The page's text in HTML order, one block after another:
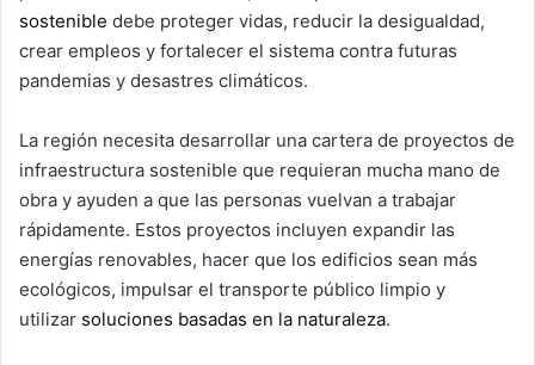
sostenible debe proteger vidas, reducir la desigualdad,
crear empleos y fortalecer el sistema contra futuras
pandemias y desastres climáticos.
La región necesita desarrollar una cartera de proyectos de
infraestructura sostenible que requieran mucha mano de
obra y ayuden a que las personas vuelvan a trabajar
rápidamente. Estos proyectos incluyen expandir las
energías renovables, hacer que los edificios sean más
ecológicos, impulsar el transporte público limpio y
utilizar soluciones basadas en la naturaleza.